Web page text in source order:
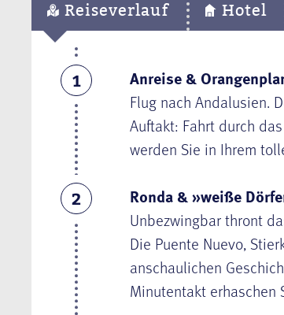
Reiseverlauf Hotel
1
Anreise &
Flug nach Andalusien.
Auftakt: Fahrt durch
werden Sie in Ihrem
2
Ronda & »weiße
Unbezwingbar thront
Die Puente Nuevo,
anschaulichen
Minutentakt erhaschen